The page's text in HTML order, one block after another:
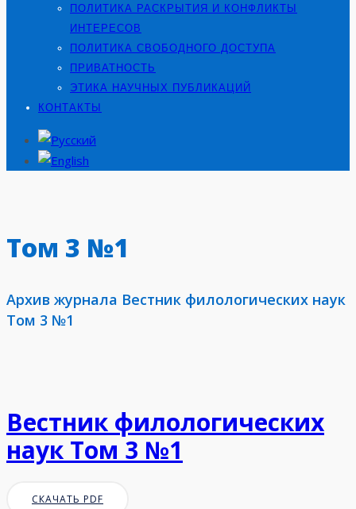
ПОЛИТИКА РАСКРЫТИЯ И КОНФЛИКТЫ
ИНТЕРЕСОВ
ПОЛИТИКА СВОБОДНОГО ДОСТУПА
ПРИВАТНОСТЬ
ЭТИКА НАУЧНЫХ ПУБЛИКАЦИЙ
КОНТАКТЫ
Том 3 №1
Архив журнала Вестник филологических наук
Том 3 №1
Вестник филологических
наук Том 3 №1
СКАЧАТЬ PDF